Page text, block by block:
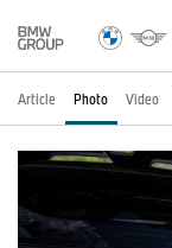
Article Photo Video